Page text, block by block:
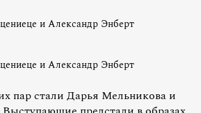
и Александр Энберт
и Александр Энберт
пар стали Дарья Мельникова и